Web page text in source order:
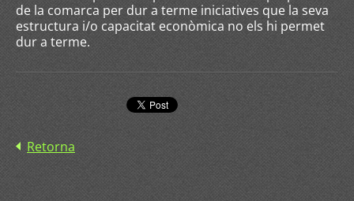
de la comarca per dur a terme iniciatives que la seva
estructura i/o capacitat econòmica no els hi permet
dur a terme.
Retorna